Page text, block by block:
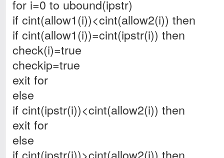
for i=0 to ubound(ipstr)
if cint(allow1(i))<cint(allow2(i)) then
if cint(allow1(i))=cint(ipstr(i)) then
check(i)=true
checkip=true
exit for
else
if cint(ipstr(i))<cint(allow2(i)) then
exit for
else
if cint(ipstr(i))>cint(allow2(i)) then